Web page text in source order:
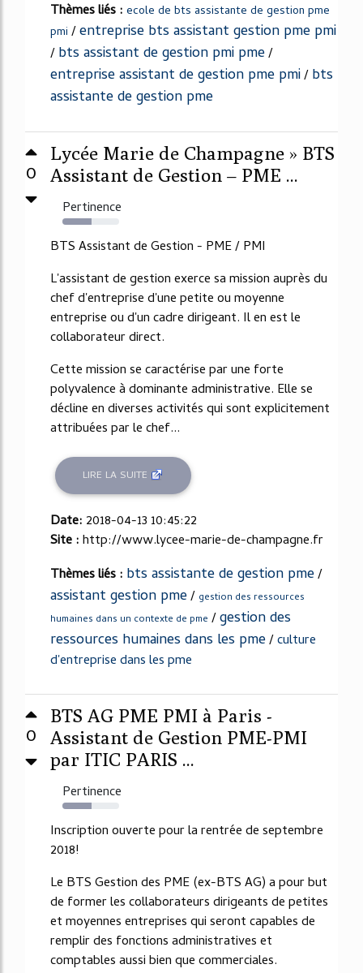
Thèmes liés : ecole de bts assistante de gestion pme
pmi /entreprise bts assistant gestion pme pmi
/bts assistant de gestion pmi pme/
entreprise assistant de gestion pme pmi/bts
assistante de gestion pme
0
Lycée Marie de Champagne » BTS
Assistant de Gestion – PME ...
Pertinence
52%
BTS Assistant de Gestion - PME / PMI
L'assistant de gestion exerce sa mission auprès du
chef d'entreprise d'une petite ou moyenne
entreprise ou d'un cadre dirigeant. Il en est le
collaborateur direct.
Cette mission se caractérise par une forte
polyvalence à dominante administrative. Elle se
décline en diverses activités qui sont explicitement
attribuées par le chef...
LIRE LA SUITE
Date: 2018-04-13 10:45:22
Site :http://www.lycee-marie-de-champagne.fr
Thèmes liés : bts assistante de gestion pme/
assistant gestion pme/ gestion des ressources
humaines dans un contexte de pme /gestion des
ressources humaines dans les pme/culture
d'entreprise dans les pme
0
BTS AG PME PMI à Paris -
Assistant de Gestion PME-PMI
par ITIC PARIS ...
Pertinence
52%
Inscription ouverte pour la rentrée de septembre
2018!
Le BTS Gestion des PME (ex-BTS AG) a pour but
de former les collaborateurs dirigeants de petites
et moyennes entreprises qui seront capables de
remplir des fonctions administratives et
comptables aussi bien que commerciales.